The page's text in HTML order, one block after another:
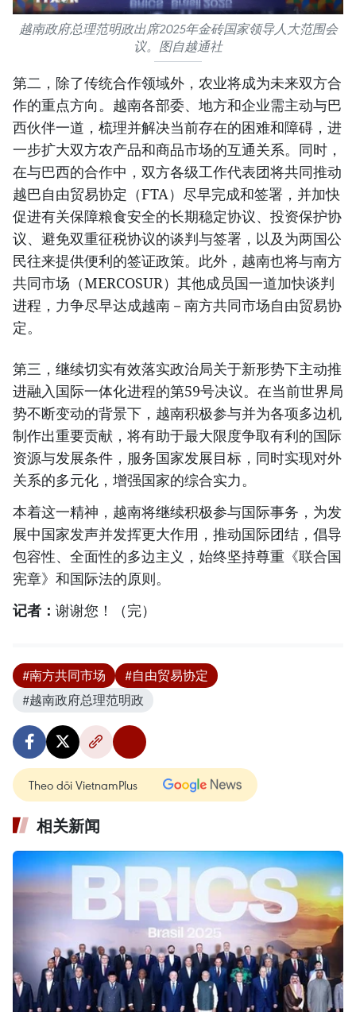
越南政府总理范明政出席2025年金砖国家领导人大范围会
议。图自越通社
第二，除了传统合作领域外，农业将成为未来双方合
作的重点方向。越南各部委、地方和企业需主动与巴
西伙伴一道，梳理并解决当前存在的困难和障碍，进
一步扩大双方农产品和商品市场的互通关系。同时，
在与巴西的合作中，双方各级工作代表团将共同推动
越巴自由贸易协定（FTA）尽早完成和签署，并加快
促进有关保障粮食安全的长期稳定协议、投资保护协
议、避免双重征税协议的谈判与签署，以及为两国公
民往来提供便利的签证政策。此外，越南也将与南方
共同市场（MERCOSUR）其他成员国一道加快谈判
进程，力争尽早达成越南－南方共同市场自由贸易协
定。
第三，继续切实有效落实政治局关于新形势下主动推
进融入国际一体化进程的第59号决议。在当前世界局
势不断变动的背景下，越南积极参与并为各项多边机
制作出重要贡献，将有助于最大限度争取有利的国际
资源与发展条件，服务国家发展目标，同时实现对外
关系的多元化，增强国家的综合实力。
本着这一精神，越南将继续积极参与国际事务，为发
展中国家发声并发挥更大作用，推动国际团结，倡导
包容性、全面性的多边主义，始终坚持尊重《联合国
宪章》和国际法的原则。
记者： 谢谢您！（完）
#南方共同市场
#自由贸易协定
#越南政府总理范明政
Theo dõi VietnamPlus
相关新闻